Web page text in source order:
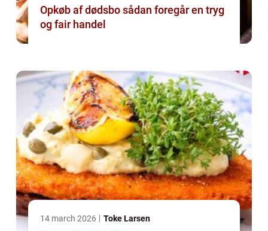
Opkøb af dødsbo sådan foregår en tryg
og fair handel
14 march 2026 Toke Larsen